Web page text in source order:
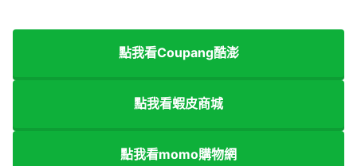
點我看Coupang酷澎
點我看蝦皮商城
點我看momo購物網